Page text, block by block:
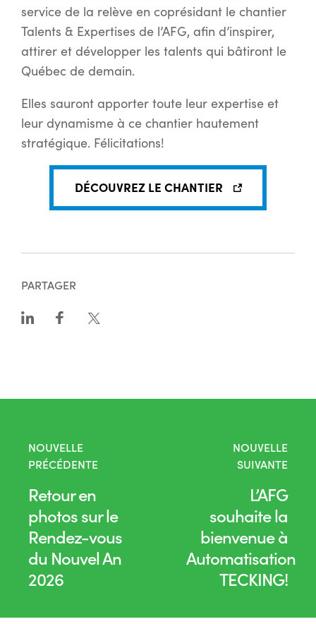
service de la relève en coprésidant le chantier
Talents & Expertises de l’AFG, afin d’inspirer,
attirer et développer les talents qui bâtiront le
Québec de demain.
Elles sauront apporter toute leur expertise et
leur dynamisme à ce chantier hautement
stratégique. Félicitations!
DÉCOUVREZ LE CHANTIER
PARTAGER
NOUVELLE
PRÉCÉDENTE
Retour en
photos sur le
Rendez-vous
du Nouvel An
2026
NOUVELLE
SUIVANTE
L’AFG
souhaite la
bienvenue à
Automatisation
TECKING!